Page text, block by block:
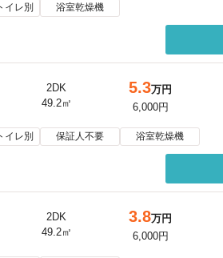
イレ別 浴室乾燥機
2DK
49.2㎡
5.3万円
6,000円
イレ別 保証人不要 浴室乾燥機
2DK
49.2㎡
3.8万円
6,000円